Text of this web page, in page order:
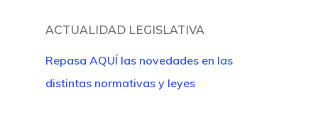
ACTUALIDAD LEGISLATIVA
Repasa AQUÍ las novedades en las
distintas normativas y leyes